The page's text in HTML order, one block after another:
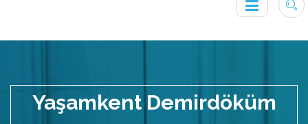
Yaşamkent Demirdöküm